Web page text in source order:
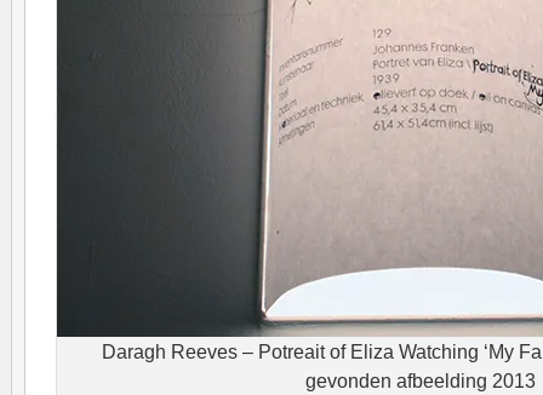
Daragh Reeves – Potreait of Eliza Watching ‘My
gevonden afbeelding 2013